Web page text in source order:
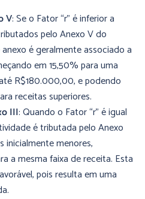
V: Se o Fator “r” é inferior a
pelo Anexo V do
é geralmente associado a
em 15,50% para uma
R$180.000,00, e podendo
receitas superiores.
III: Quando o Fator “r” é igual
é tributada pelo Anexo
inicialmente menores,
a mesma faixa de receita. Esta
pois resulta em uma